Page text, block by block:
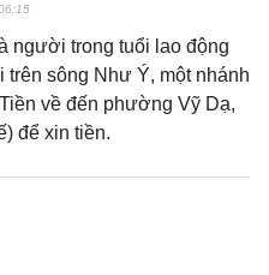
người trong tuổi lao động
sông Như Ý, một nhánh
về đến phường Vỹ Dạ,
để xin tiền.